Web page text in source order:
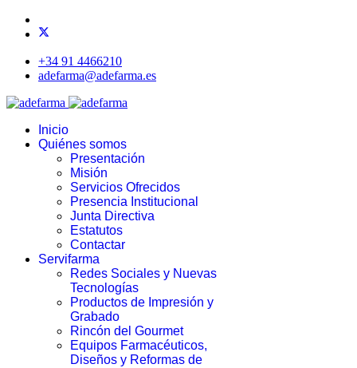
+34 91 4466210
adefarma@adefarma.es
Inicio
Quiénes somos
Presentación
Misión
Servicios Ofrecidos
Presencia Institucional
Junta Directiva
Estatutos
Contactar
Servifarma
Redes Sociales y Nuevas
Tecnologías
Productos de Impresión y
Grabado
Rincón del Gourmet
Equipos Farmacéuticos,
Diseños y Reformas de